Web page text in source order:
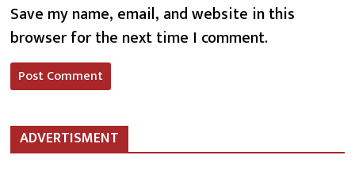
Save my name, email, and website in this
browser for the next time I comment.
ADVERTISMENT